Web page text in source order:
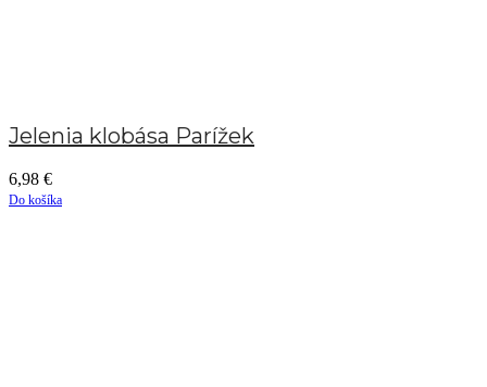
Jelenia klobása Parížek
6,98 €
Do košíka